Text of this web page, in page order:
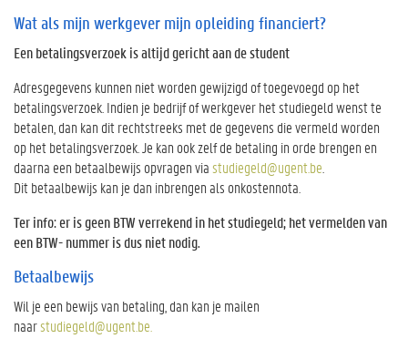
Wat als mijn werkgever mijn opleiding financiert?
Een betalingsverzoek is altijd gericht aan de student
Adresgegevens kunnen niet worden gewijzigd of toegevoegd op het
betalingsverzoek. Indien je bedrijf of werkgever het studiegeld wenst te
betalen, dan kan dit rechtstreeks met de gegevens die vermeld worden
op het betalingsverzoek. Je kan ook zelf de betaling in orde brengen en
daarna een betaalbewijs opvragen viastudiegeld@ugent.be
Dit betaalbewijs kan je dan inbrengen als onkostennota.
Ter info: er is geen BTW verrekend in het studiegeld; het vermelden van
een BTW- nummer is dus niet nodig.
Betaalbewijs
Wil je een bewijs van betaling, dan kan je mailen
naarstudiegeld@ugent.be.